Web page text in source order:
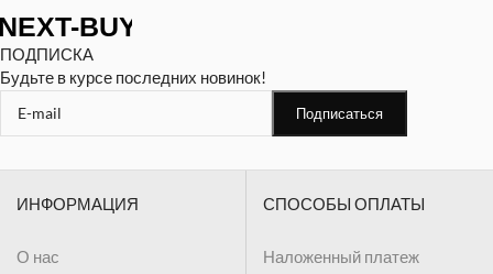
ПОДПИСКА
Будьте в курсе последних новинок!
ИНФОРМАЦИЯ
О нас
СПОСОБЫ ОПЛАТЫ
Наложенный платеж